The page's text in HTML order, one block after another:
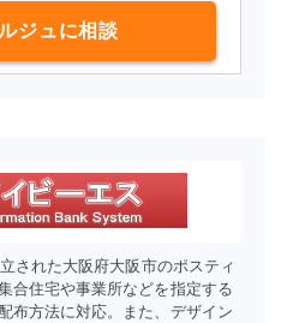
ジュに相談
された大阪府大阪市のポスティ
合住宅や事業所などを指定する
布方法に対応。また、デザイン